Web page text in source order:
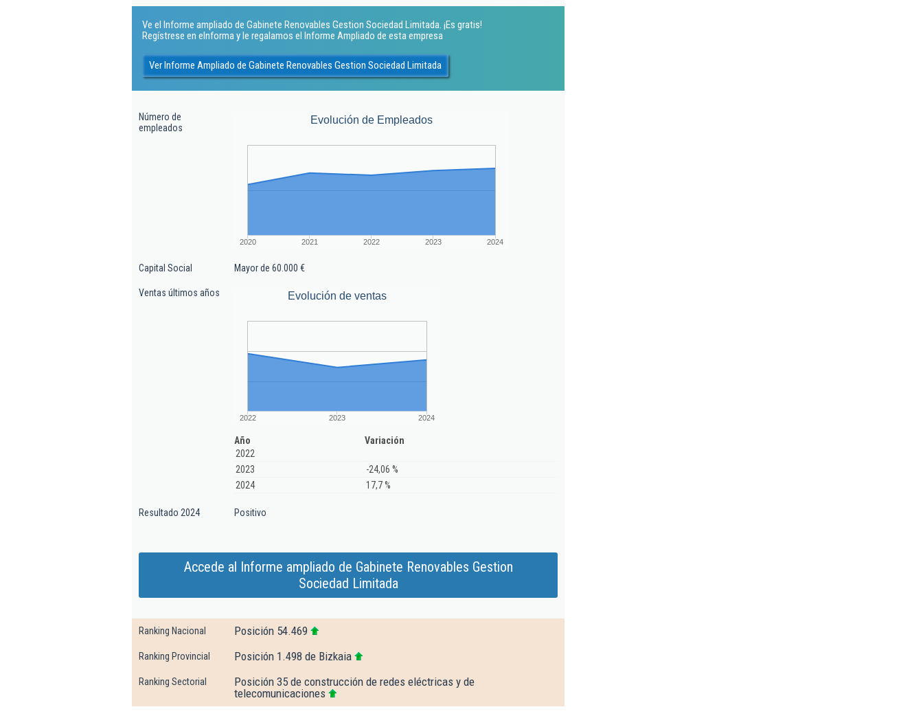
Ve el Informe ampliado de Gabinete Renovables Gestion Sociedad Limitada. ¡Es gratis!
Regístrese en eInforma y le regalamos el Informe Ampliado de esta empresa
Ver Informe Ampliado de Gabinete Renovables Gestion Sociedad Limitada
Número de
empleados
Evolución de Empleados
2020 2021 2022 2023 2024
Capital Social Mayor de 60.000 €
Ventas últimos años Evolución de ventas
2022 2023 2024
Año
Variación
2022
2023
-24,06 %
2024
17,7 %
Resultado 2024 Positivo
Accede al Informe ampliado de Gabinete Renovables Gestion
Sociedad Limitada
Ranking Nacional Posición 54.469
Ranking Provincial Posición 1.498 de Bizkaia
Ranking Sectorial
Posición 35 de construcción de redes eléctricas y de
telecomunicaciones